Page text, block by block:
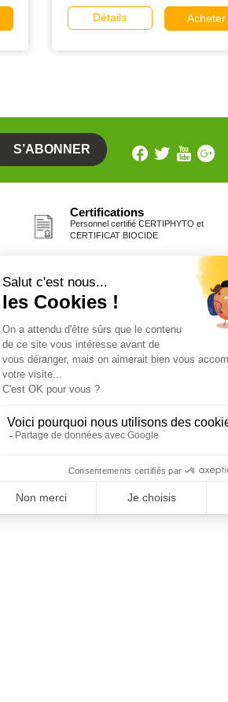
Détails Acheter
Certifications
Personnel certifié CERTIPHYTO et
CERTIFICAT BIOCIDE
Fiches conseils
Insecte